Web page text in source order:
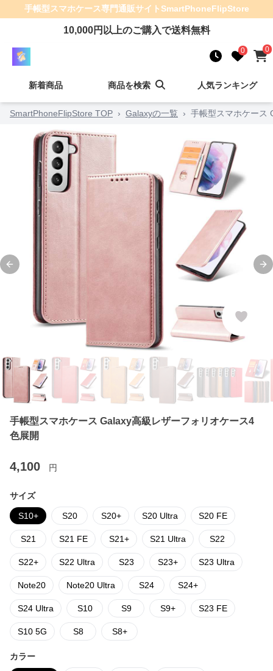
手帳型スマホケース専門通販サイトSmartPhoneFlipStore
10,000円以上のご購入で送料無料
0 0
新着商品 商品を検索 人気ランキング
SmartPhoneFlipStore TOP › Galaxyの一覧 › 手帳型スマホケース
Previous slide
手帳型スマホケース Galaxy高級レザーフォリオケース4
色展開
4,100 円
サイズ
S10+ S20 S20+ S20 Ultra S20 FE
S21 S21 FE S21+ S21 Ultra S22
S22+ S22 Ultra S23 S23+ S23 Ultra
Note20 Note20 Ultra S24 S24+
S24 Ultra S10 S9 S9+ S23 FE
S10 5G S8 S8+
カラー